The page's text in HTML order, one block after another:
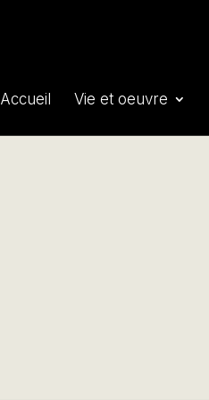
Accueil Vie et oeuvre